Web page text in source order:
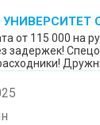
от 115 000 на
задержек!